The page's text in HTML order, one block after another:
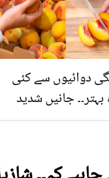
دوائیوں سے کئی
بہتر۔۔ جانیں شدید